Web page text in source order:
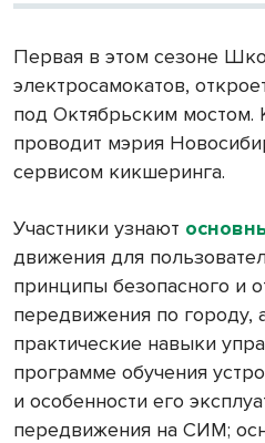
Первая в этом сезоне
электросамокатов,
под Октябрьским мостом.
проводит мэрия
сервисом кикшеринга.
Участники узнают
движения для
принципы безопасного и
передвижения по городу,
практические навыки
программе обучения
и особенности его
передвижения на СИМ;